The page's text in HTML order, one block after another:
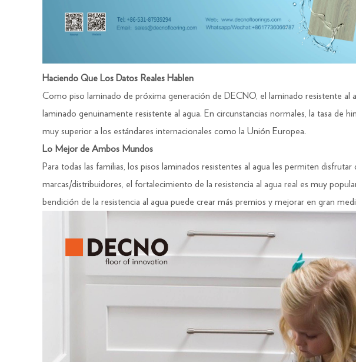
Haciendo Que Los Datos Reales Hablen
Como piso laminado de próxima generación de DECNO, el laminado resistente al
laminado genuinamente resistente al agua. En circunstancias normales, la tasa de
muy superior a los estándares internacionales como la Unión Europea.
Lo Mejor de Ambos Mundos
Para todas las familias, los pisos laminados resistentes al agua les permiten
marcas/distribuidores, el fortalecimiento de la resistencia al agua real es muy
bendición de la resistencia al agua puede crear más premios y mejorar en gran